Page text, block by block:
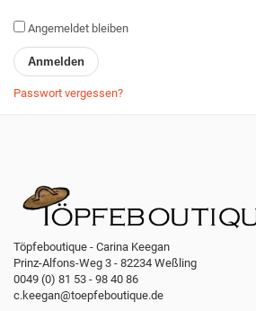
Angemeldet bleiben
Anmelden
Passwort vergessen?
Töpfeboutique - Carina Keegan
Prinz-Alfons-Weg 3 - 82234 Weßling
0049 (0) 81 53 - 98 40 86
c.keegan@toepfeboutique.de